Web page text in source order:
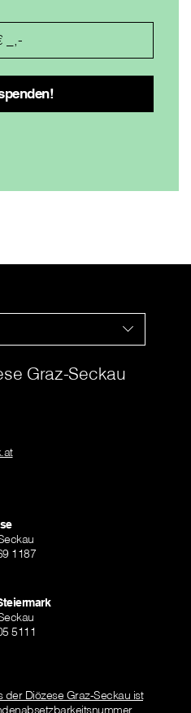
Graz-Seckau
1187
5111
Diözese Graz-Seckau ist